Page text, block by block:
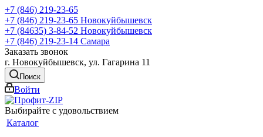
+7 (846) 219-23-65
+7 (846) 219-23-65 Новокуйбышевск
+7 (84635) 3-84-52 Новокуйбышевск
+7 (846) 219-23-14 Самара
Заказать звонок
г. Новокуйбышевск, ул. Гагарина 11
Поиск
Войти
Выбирайте с удовольствием
Каталог